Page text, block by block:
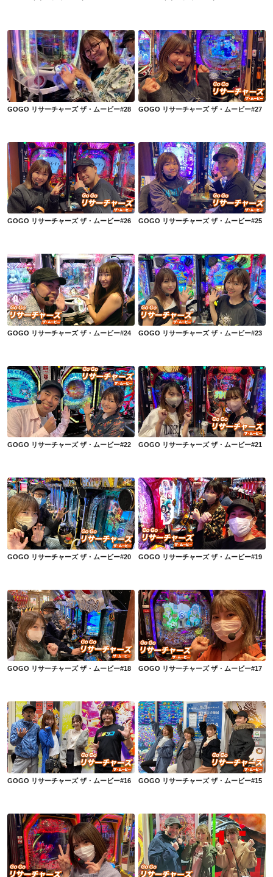
GOGO リサーチャーズ ザ・ムービー#28
GOGO リサーチャーズ ザ・ムービー#28
GOGO リサーチャーズ ザ・ムービー#27
GOGO リサーチャーズ ザ・ムービー#27
GOGO リサーチャーズ ザ・ムービー#26
GOGO リサーチャーズ ザ・ムービー#26
GOGO リサーチャーズ ザ・ムービー#25
GOGO リサーチャーズ ザ・ムービー#25
GOGO リサーチャーズ ザ・ムービー#24
GOGO リサーチャーズ ザ・ムービー#24
GOGO リサーチャーズ ザ・ムービー#23
GOGO リサーチャーズ ザ・ムービー#23
GOGO リサーチャーズ ザ・ムービー#22
GOGO リサーチャーズ ザ・ムービー#22
GOGO リサーチャーズ ザ・ムービー#21
GOGO リサーチャーズ ザ・ムービー#21
GOGO リサーチャーズ ザ・ムービー#20
GOGO リサーチャーズ ザ・ムービー#20
GOGO リサーチャーズ ザ・ムービー#19
GOGO リサーチャーズ ザ・ムービー#19
GOGO リサーチャーズ ザ・ムービー#18
GOGO リサーチャーズ ザ・ムービー#17
GOGO リサーチャーズ ザ・ムービー#17
GOGO リサーチャーズ ザ・ムービー#16
GOGO リサーチャーズ ザ・ムービー#16
GOGO リサーチャーズ ザ・ムービー#15
GOGO リサーチャーズ ザ・ムービー#15
GOGO リサーチャーズ ザ・ムービー#14 GOGO リサーチャーズ ザ・ムービー#13